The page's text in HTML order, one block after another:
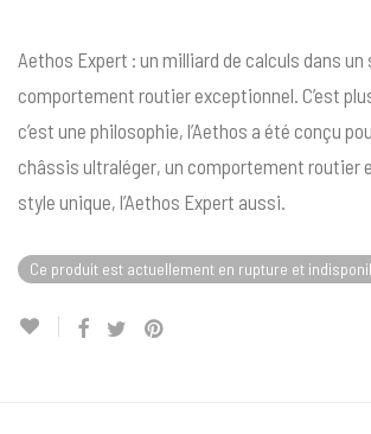
Aethos Expert : un milliard de calculs dans un
comportement routier exceptionnel. C’est
c’est une philosophie, l’Aethos a été conçu
châssis ultraléger, un comportement routier
style unique, l’Aethos Expert aussi.
Ce produit est actuellement en rupture et